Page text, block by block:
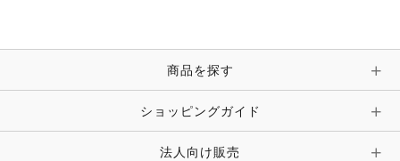
時計・財布・キーケース・革小物
キーホルダー・チャーム・ストラップ
ピン・ブローチ・コサージュ
その他 アクセサリー
商品を探す
ショッピングガイド
法人向け販売